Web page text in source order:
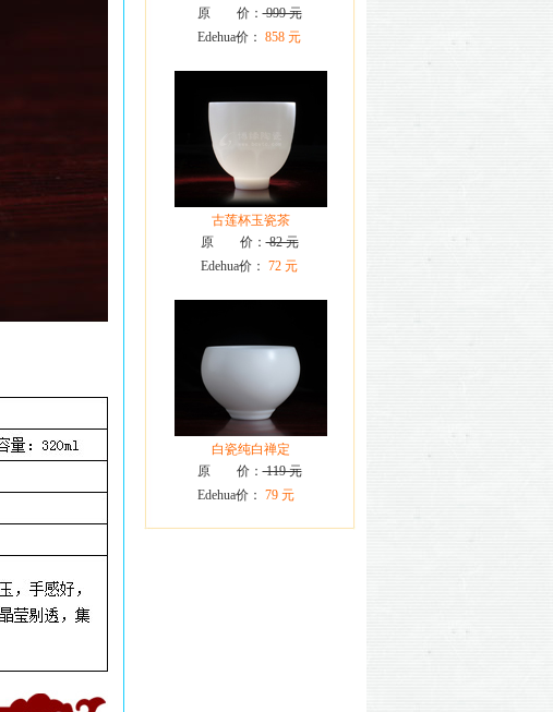
原 价：999 元
Edehua价： 858 元
古莲杯玉瓷茶
原 价：82 元
Edehua价： 72 元
白瓷纯白禅定
原 价：119 元
Edehua价： 79 元